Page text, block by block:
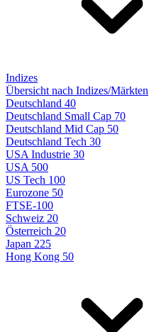
Indizes
Übersicht nach Indizes/Märkten
Deutschland 40
Deutschland Small Cap 70
Deutschland Mid Cap 50
Deutschland Tech 30
USA Industrie 30
USA 500
US Tech 100
Eurozone 50
FTSE-100
Schweiz 20
Österreich 20
Japan 225
Hong Kong 50